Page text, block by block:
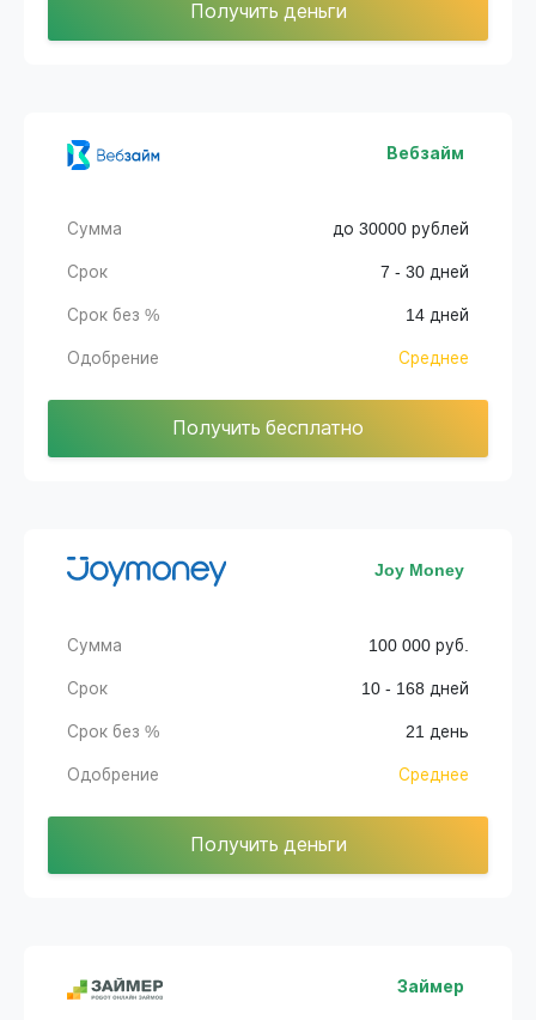
Получить деньги
Вебзайм
Сумма до 30000 рублей
Срок 7 - 30 дней
Срок без % 14 дней
Одобрение Среднее
Получить бесплатно
Joy Money
Сумма 100 000 руб.
Срок 10 - 168 дней
Срок без % 21 день
Одобрение Среднее
Получить деньги
Займер